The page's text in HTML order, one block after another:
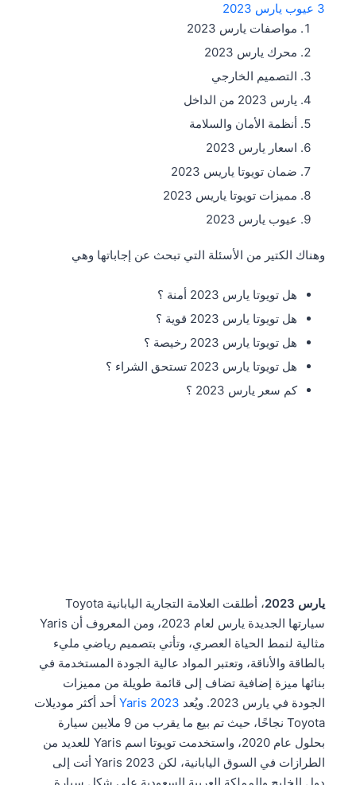
3 عيوب يارس 2023
مواصفات يارس 2023
محرك يارس 2023
التصميم الخارجي
يارس 2023 من الداخل
أنظمة الأمان والسلامة
اسعار يارس 2023
ضمان تويوتا ياريس 2023
مميزات تويوتا ياريس 2023
عيوب يارس 2023
وهناك الكتير من الأسئلة التي تبحث عن إجاباتها وهي
هل تويوتا يارس 2023 أمنة ؟
هل تويوتا يارس 2023 قوية ؟
هل تويوتا يارس 2023 رخيصة ؟
هل تويوتا يارس 2023 تستحق الشراء ؟
كم سعر يارس 2023 ؟
يارس 2023
، أطلقت العلامة التجارية اليابانية Toyota
سيارتها الجديدة يارس لعام 2023، ومن المعروف أن Yaris
مثالية لنمط الحياة العصري، وتأتي بتصميم رياضي مليء
بالطاقة والأناقة، وتعتبر المواد عالية الجودة المستخدمة في
بنائها ميزة إضافية تضاف إلى قائمة طويلة من مميزات
الجودة في يارس 2023. ويُعد
Yaris 2023 أحد أكثر موديلات
Toyota نجاحًا، حيث تم بيع ما يقرب من 9 ملايين سيارة
بحلول عام 2020، واستخدمت تويوتا اسم Yaris للعديد من
الطرازات في السوق اليابانية، لكن Yaris 2023 أتت إلى